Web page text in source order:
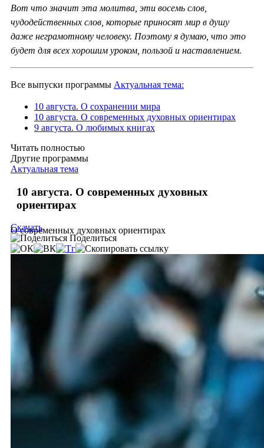
Вот что значит эта молитва, эти восемь слов,
чудодейственных слов, которые приносят мир в душу
даже неграмотному человеку. Поэтому я думаю, что это
будет для всех хорошим уроком, пользой и наставлением.
Все выпуски программы Актуальная тема:
10 августа. О сохранении мира
10 августа. О современных духовных ориентирах
9 августа. О любимых книгах
Читать полностью
Другие программы
Актуальная тема
10 августа. О современных духовных
ориентирах
О современных духовных ориентирах
Скачать
Поделиться